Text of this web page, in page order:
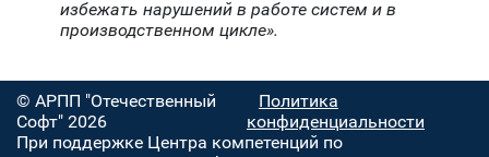
избежать нарушений в работе систем и в
производственном цикле».
© АРПП "Отечественный
Софт" 2026
Политика
конфиденциальности
При поддержке Центра компетенций по